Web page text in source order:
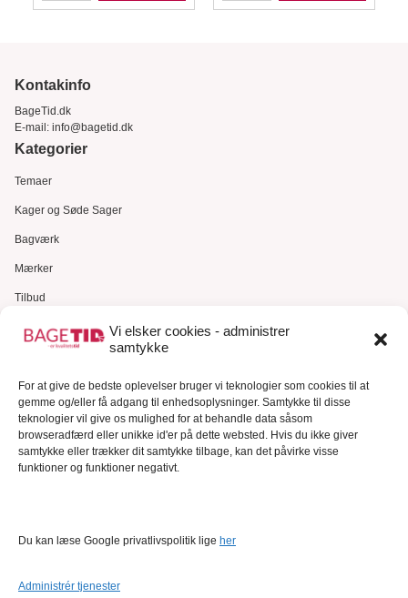
Vi elsker cookies - administrer
samtykke
For at give de bedste oplevelser bruger vi teknologier som cookies til at
gemme og/eller få adgang til enhedsoplysninger. Samtykke til disse
teknologier vil give os mulighed for at behandle data såsom
browseradfærd eller unikke id'er på dette websted. Hvis du ikke giver
samtykke eller trækker dit samtykke tilbage, kan det påvirke visse
funktioner og funktioner negativt.
Du kan læse Google privatlivspolitik lige her
Administrér tjenester
Kontakinfo
BageTid.dk
E-mail: info@bagetid.dk
Kategorier
Temaer
Kager og Søde Sager
Bagværk
Mærker
Tilbud
Gavekort
Kundeservice
Kundeservice
FAQ – Ofte stillede spørgsmål
Om Bagetid.dk
Se Fødevarestyrelsens smiley-rapporter